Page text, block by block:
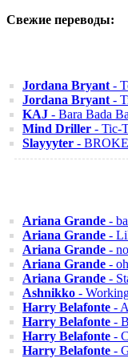
Свежие переводы:
Jordana Bryant -
Jordana Bryant -
KAJ - Bara Bada
Mind Driller - Tic-
Slayyyter -
Ariana Grande -
Ariana Grande -
Ariana Grande -
Ariana Grande -
Ariana Grande -
Ashnikko -
Harry Belafonte -
Harry Belafonte -
Harry Belafonte -
Harry Belafonte -